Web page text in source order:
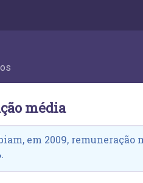
média
em 2009, remuneração